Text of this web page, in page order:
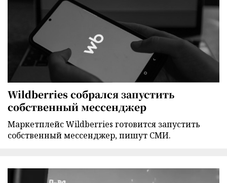
Wildberries собрался запустить
собственный мессенджер
Маркетплейс Wildberries готовится запустить
собственный мессенджер, пишут СМИ.